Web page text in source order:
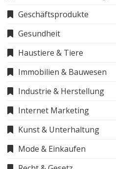
Geschäftsprodukte
Gesundheit
Haustiere & Tiere
Immobilien & Bauwesen
Industrie & Herstellung
Internet Marketing
Kunst & Unterhaltung
Mode & Einkaufen